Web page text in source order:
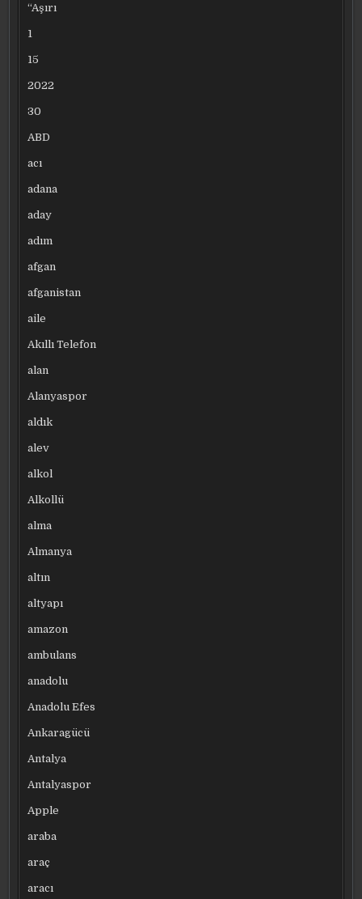
“Aşırı
1
15
2022
30
ABD
acı
adana
aday
adım
afgan
afganistan
aile
Akıllı Telefon
alan
Alanyaspor
aldık
alev
alkol
Alkollü
alma
Almanya
altın
altyapı
amazon
ambulans
anadolu
Anadolu Efes
Ankaragücü
Antalya
Antalyaspor
Apple
araba
araç
aracı